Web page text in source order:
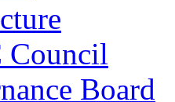
Council
Board